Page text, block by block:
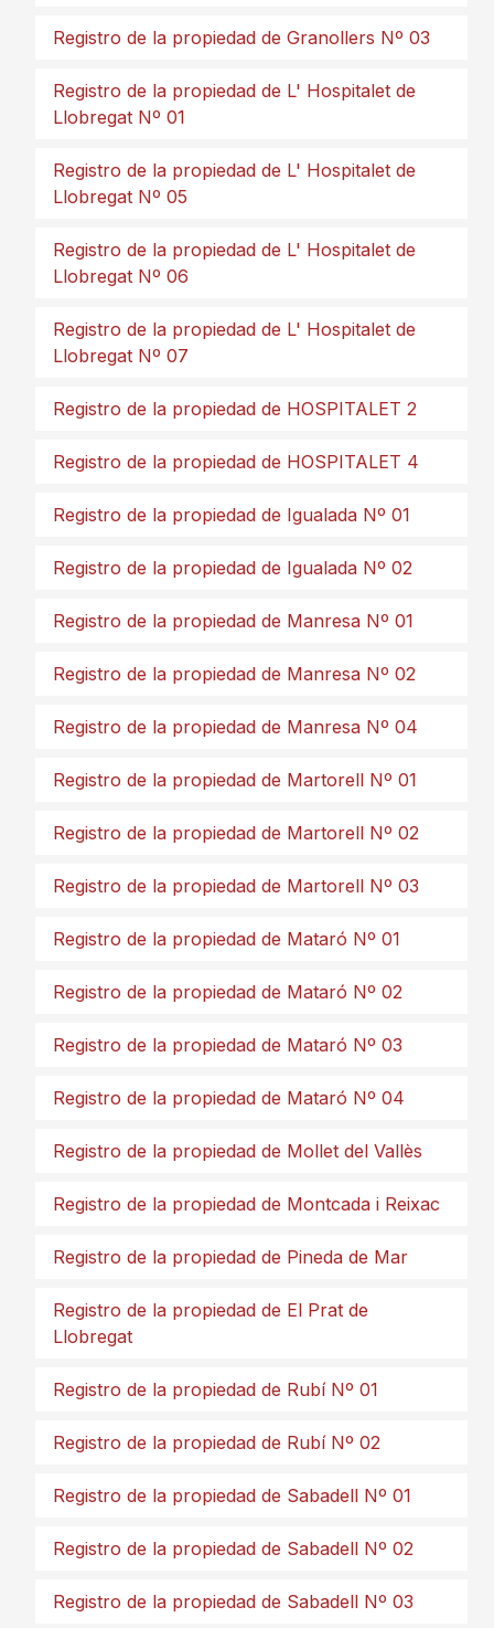
Registro de la propiedad de Granollers Nº 03
Registro de la propiedad de L' Hospitalet de
Llobregat Nº 01
Registro de la propiedad de L' Hospitalet de
Llobregat Nº 05
Registro de la propiedad de L' Hospitalet de
Llobregat Nº 06
Registro de la propiedad de L' Hospitalet de
Llobregat Nº 07
Registro de la propiedad de HOSPITALET 2
Registro de la propiedad de HOSPITALET 4
Registro de la propiedad de Igualada Nº 01
Registro de la propiedad de Igualada Nº 02
Registro de la propiedad de Manresa Nº 01
Registro de la propiedad de Manresa Nº 02
Registro de la propiedad de Manresa Nº 04
Registro de la propiedad de Martorell Nº 01
Registro de la propiedad de Martorell Nº 02
Registro de la propiedad de Martorell Nº 03
Registro de la propiedad de Mataró Nº 01
Registro de la propiedad de Mataró Nº 02
Registro de la propiedad de Mataró Nº 03
Registro de la propiedad de Mataró Nº 04
Registro de la propiedad de Mollet del Vallès
Registro de la propiedad de Montcada i Reixac
Registro de la propiedad de Pineda de Mar
Registro de la propiedad de El Prat de
Llobregat
Registro de la propiedad de Rubí Nº 01
Registro de la propiedad de Rubí Nº 02
Registro de la propiedad de Sabadell Nº 01
Registro de la propiedad de Sabadell Nº 02
Registro de la propiedad de Sabadell Nº 03